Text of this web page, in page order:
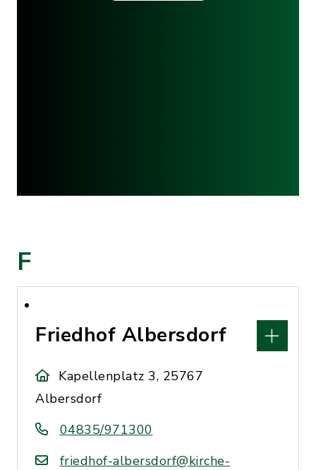
F
Friedhof Albersdorf
Kapellenplatz 3, 25767
Albersdorf
04835/971300
friedhof-albersdorf@kirche-